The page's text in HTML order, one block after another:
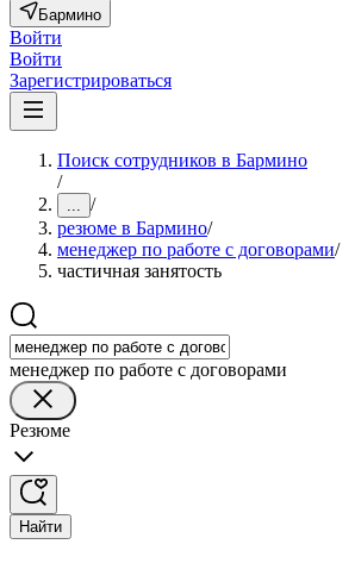
Бармино
Войти
Войти
Зарегистрироваться
Поиск сотрудников в Бармино
/
... /
резюме в Бармино/
менеджер по работе с договорами/
частичная занятость
менеджер по работе с договорами
Резюме
Найти